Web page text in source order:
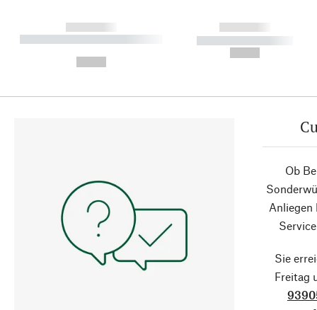
------------
----------- ----------- ----------
------------
----------- -----------
Ob
Anliegen
Sie
Freitag